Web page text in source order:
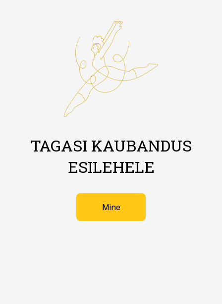
TAGASI KAUBANDUS
ESILEHELE
Mine